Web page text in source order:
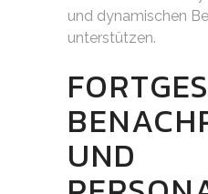
und dynamischen
unterstützen.
UND